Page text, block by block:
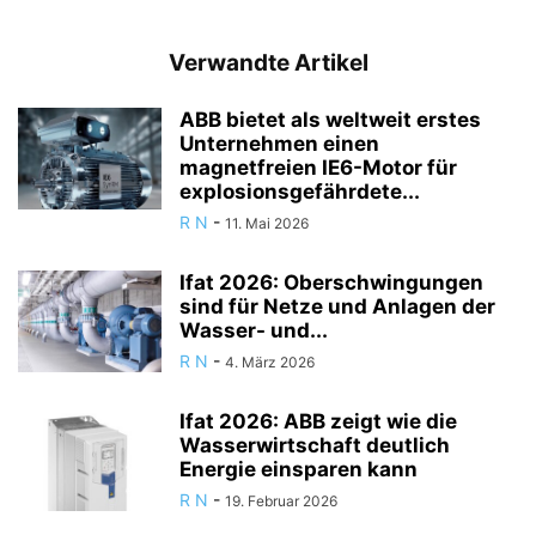
Verwandte Artikel
ABB bietet als weltweit erstes
Unternehmen einen
magnetfreien IE6-Motor für
explosionsgefährdete...
R N - 11. Mai 2026
Ifat 2026: Oberschwingungen
sind für Netze und Anlagen der
Wasser- und...
R N - 4. März 2026
Ifat 2026: ABB zeigt wie die
Wasserwirtschaft deutlich
Energie einsparen kann
R N - 19. Februar 2026